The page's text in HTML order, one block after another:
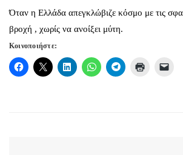
Όταν η Ελλάδα απεγκλώβιζε κόσμο με τις
βροχή , χωρίς να ανοίξει μύτη.
Κοινοποιήστε: